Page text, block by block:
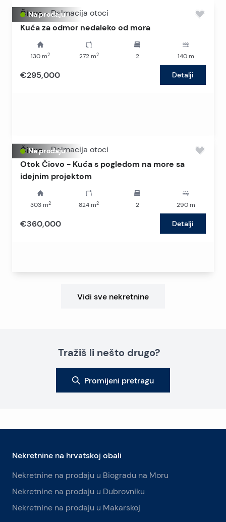
Na prodaju
Čiovo - Dalmacija otoci
Kuća za odmor nedaleko od mora
130 m2 272m2 2 140m
€295,000 Detalji
Na prodaju
Čiovo - Dalmacija otoci
Otok Čiovo - Kuća s pogledom na more sa
idejnim projektom
303m2 824 m2 2 290m
€360,000 Detalji
Vidi sve nekretnine
Tražiš li nešto drugo?
Promijeni pretragu
Nekretnine na hrvatskoj obali
Nekretnine na prodaju u Biogradu na Moru
Nekretnine na prodaju u Dubrovniku
Nekretnine na prodaju u Makarskoj